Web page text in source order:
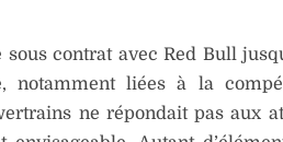
contrat avec Red Bull
notamment liées à la
ne répondait pas aux